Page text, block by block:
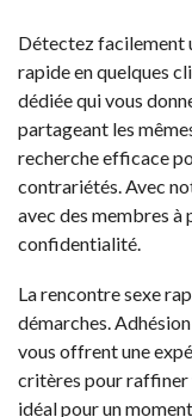
Détectez facilement
rapide en quelques
dédiée qui vous
partageant les
recherche efficace
contrariétés. Avec
avec des membres
confidentialité.
La rencontre sexe
démarches.
vous offrent une
critères pour
idéal pour un